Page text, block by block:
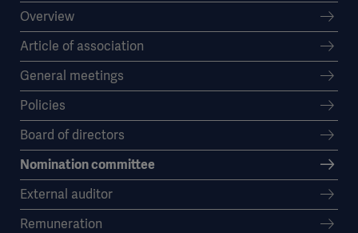
Overview
Article of association
General meetings
Policies
Board of directors
Nomination committee
External auditor
Remuneration